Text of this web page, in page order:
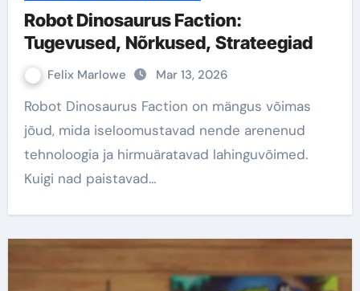
Robot Dinosaurus Faction:
Tugevused, Nõrkused, Strateegiad
Felix Marlowe Mar 13, 2026
Robot Dinosaurus Faction on mängus võimas
jõud, mida iseloomustavad nende arenenud
tehnoloogia ja hirmuäratavad lahinguvõimed.
Kuigi nad paistavad…